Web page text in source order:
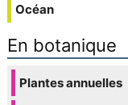
Océan
En botanique
Plantes annuelles